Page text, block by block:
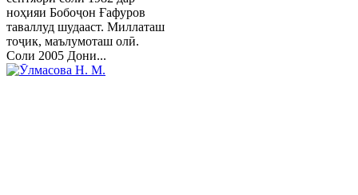
ноҳияи Бобоҷон Ғафуров
таваллуд шудааст. Миллаташ
тоҷик, маълумоташ олӣ.
Соли 2005 Дони...